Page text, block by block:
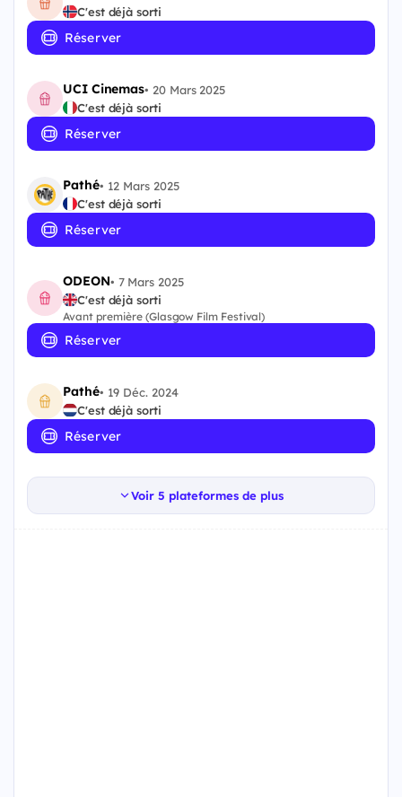
C'est déjà sorti
Réserver
UCI Cinemas• 20 Mars 2025
C'est déjà sorti
Réserver
Pathé• 12 Mars 2025
C'est déjà sorti
Réserver
ODEON• 7 Mars 2025
C'est déjà sorti
Avant première (Glasgow Film Festival)
Réserver
Pathé• 19 Déc. 2024
C'est déjà sorti
Réserver
Voir 5 plateformes de plus